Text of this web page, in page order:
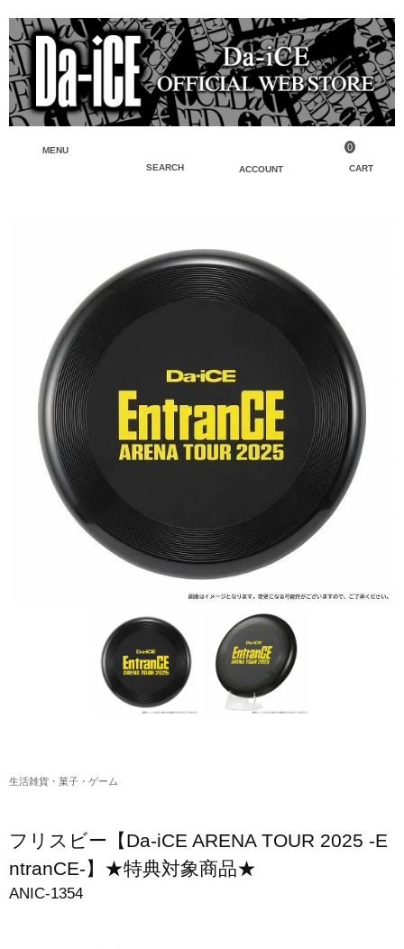
MENU
SEARCH
ACCOUNT CART
0
Tシャツ・シャツ
パーカー・スウェット・ブルゾン
バッグ・ポーチ
キーホルダー・チャーム
アクリルスタンド・アクセサリー・帽子
缶バッジ・ステッカー
生活雑貨・菓子・ゲーム
工藤大輝グッズ
花村想太｜Natural Lag(ナチュラルラグ)グッズ
和田颯｜Wagic Hour Worksグッズ
スマホケース・モバイルバッテリー
会場限定グッズ
生活雑貨・菓子・ゲーム
フリスビー【Da-iCE ARENA TOUR 2025 -E
ntranCE-】★特典対象商品★
ANIC-1354